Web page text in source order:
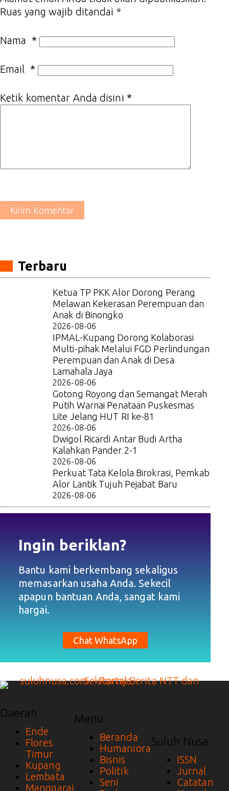
Ruas yang wajib ditandai *
Nama *
Email *
Ketik komentar Anda disini *
Kirim Komentar
Terbaru
Ketua TP PKK Alor Dorong Perang
Melawan Kekerasan Perempuan dan
Anak di Binongko
2026-08-06
IPMAL-Kupang Dorong Kolaborasi
Multi-pihak Melalui FGD Perlindungan
Perempuan dan Anak di Desa
Lamahala Jaya
2026-08-06
Gotong Royong dan Semangat Merah
Putih Warnai Penataan Puskesmas
Lite Jelang HUT RI ke-81
2026-08-06
Dwigol Ricardi Antar Budi Artha
Kalahkan Pander 2-1
2026-08-06
Perkuat Tata Kelola Birokrasi, Pemkab
Alor Lantik Tujuh Pejabat Baru
2026-08-06
Ingin beriklan?
Bantu kami berkembang sekaligus
memasarkan usaha Anda. Sekecil
apapun bantuan Anda, sangat kami
hargai.
Chat WhatsApp
Daerah
Ende
Flores
Timur
Kupang
Lembata
Manggarai
Menu
Beranda
Humaniora
Bisnis
Politik
Seni
Suluh Nusa
ISSN
Jurnal
Catatan